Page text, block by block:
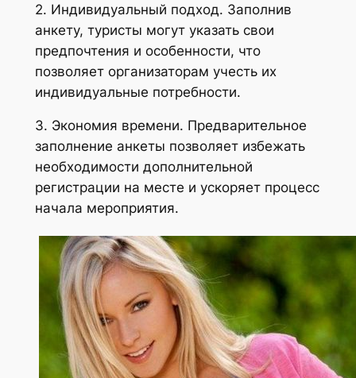
2. Индивидуальный подход. Заполнив
анкету, туристы могут указать свои
предпочтения и особенности, что
позволяет организаторам учесть их
индивидуальные потребности.
3. Экономия времени. Предварительное
заполнение анкеты позволяет избежать
необходимости дополнительной
регистрации на месте и ускоряет процесс
начала мероприятия.